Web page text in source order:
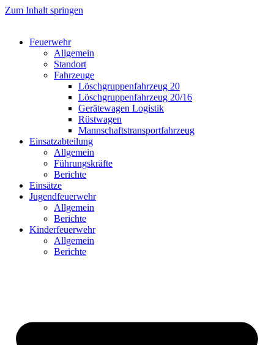
Zum Inhalt springen
Feuerwehr
Allgemein
Standort
Fahrzeuge
Löschgruppen­fahrzeug 20
Lösch­gruppen­fahrzeug 20/16
Geräte­wagen Logistik
Rüst­wagen
Mannschafts­transportfahrzeug
Einsatz­abteilung
Allgemein
Führungs­kräfte
Berichte
Einsätze
Jugend­feuerwehr
Allgemein
Berichte
Kinder­feuerwehr
Allgemein
Berichte